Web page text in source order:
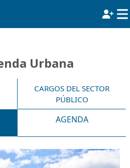
Urbana
CARGOS DEL SECTOR
PÚBLICO
AGENDA